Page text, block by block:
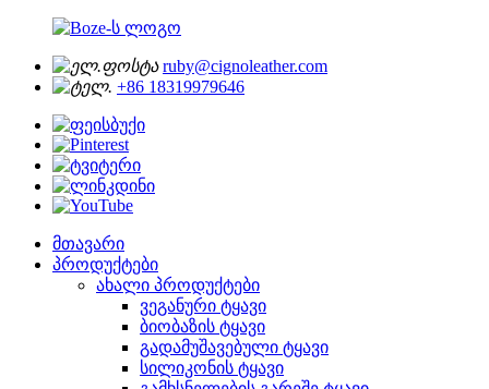
ruby@cignoleather.com
+86 18319979646
მთავარი
პროდუქტები
ახალი პროდუქტები
ვეგანური ტყავი
ბიობაზის ტყავი
გადამუშავებული ტყავი
სილიკონის ტყავი